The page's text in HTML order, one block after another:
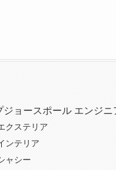
ジョースポール エンジ
クステリア
ンテリア
ャシー